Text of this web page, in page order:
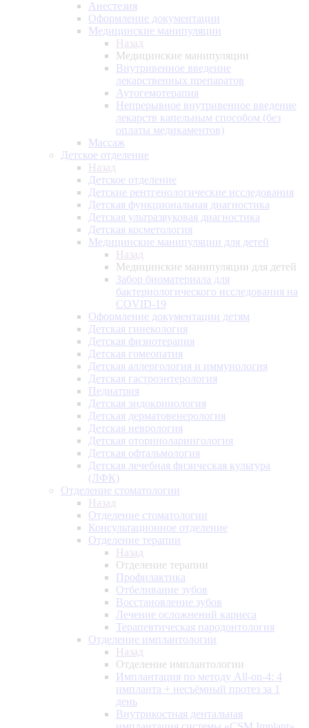
Анестезия
Оформление документации
Медицинские манипуляции
Назад
Медицинские манипуляции
Внутривенное введение
лекарственных препаратов
Аутогемотерапия
Непрерывное внутривенное введение
лекарств капельным способом (без
оплаты медикаментов)
Массаж
Детское отделение
Назад
Детское отделение
Детские рентгенологические исследования
Детская функциональная диагностика
Детская ультразвуковая диагностика
Детская косметология
Медицинские манипуляции для детей
Назад
Медицинские манипуляции для детей
Забор биоматериала для
бактериологического исследования на
COVID-19
Оформление документации детям
Детская гинекология
Детская физиотерапия
Детская гомеопатия
Детская аллергология и иммунология
Детская гастроэнтерология
Педиатрия
Детская эндокринология
Детская дерматовенерология
Детская неврология
Детская оториноларингология
Детская офтальмология
Детская лечебная физическая культура
(ЛФК)
Отделение стоматологии
Назад
Отделение стоматологии
Консультационное отделение
Отделение терапии
Назад
Отделение терапии
Профилактика
Отбеливание зубов
Восстановление зубов
Лечение осложнений кариеса
Терапевтическая пародонтология
Отделение имплантологии
Назад
Отделение имплантологии
Имплантация по методу All-on-4: 4
импланта + несъёмный протез за 1
день
Внутрикостная дентальная